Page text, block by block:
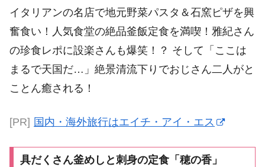
イタリアンの名店で地元野菜パスタ＆石窯ピザを興
奮食い！人気食堂の絶品釜飯定食を満喫！雅紀さん
の珍食レポに設楽さんも爆笑！？ そして「ここは
まるで天国だ…」絶景清流下りでおじさん二人がと
ことん癒される！
[PR] 国内・海外旅行はエイチ・アイ・エス
具だくさん釜めしと刺身の定食「穂の香」